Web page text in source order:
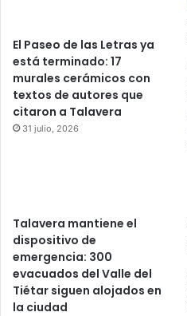
El Paseo de las Letras ya
está terminado: 17
murales cerámicos con
textos de autores que
citaron a Talavera
31 julio, 2026
Talavera mantiene el
dispositivo de
emergencia: 300
evacuados del Valle del
Tiétar siguen alojados en
la ciudad